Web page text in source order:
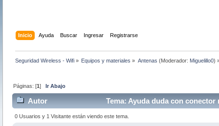
Inicio Ayuda Buscar Ingresar Registrarse
Seguridad Wireless - Wifi » Equipos y materiales » Antenas (Moderador: Miguelillo0)
Páginas: [1]Ir Abajo
Autor Tema: Ayuda duda con
0 Usuarios y 1 Visitante están viendo este tema.